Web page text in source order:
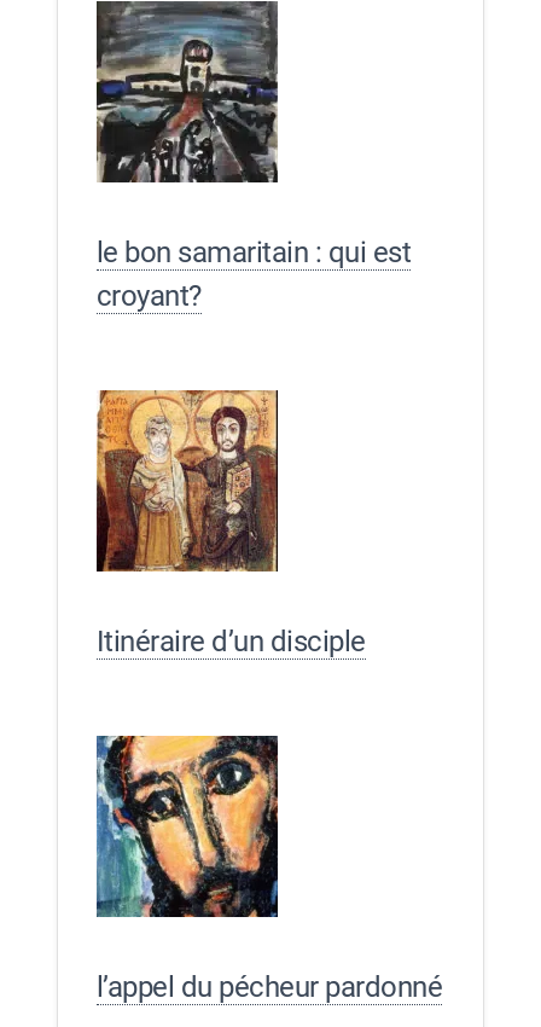
le bon samaritain : qui est
croyant?
Itinéraire d’un disciple
l’appel du pécheur pardonné